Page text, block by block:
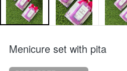
Menicure set with pita